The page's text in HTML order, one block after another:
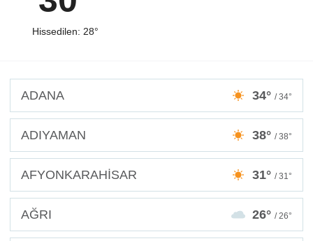
Hissedilen: 28°
ADANA 34° / 34°
ADIYAMAN 38° / 38°
AFYONKARAHİSAR 31° / 31°
AĞRI 26° / 26°